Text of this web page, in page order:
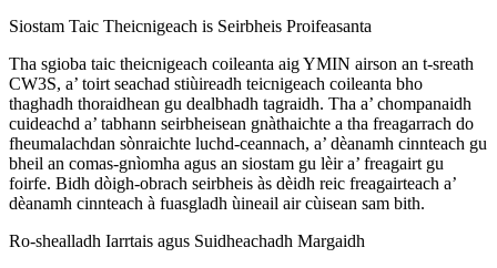
Siostam Taic Theicnigeach is Seirbheis Proifeasanta
Tha sgioba taic theicnigeach coileanta aig YMIN airson an t-sreath
CW3S, a’ toirt seachad stiùireadh teicnigeach coileanta bho
thaghadh thoraidhean gu dealbhadh tagraidh. Tha a’ chompanaidh
cuideachd a’ tabhann seirbheisean gnàthaichte a tha freagarrach do
fheumalachdan sònraichte luchd-ceannach, a’ dèanamh cinnteach gu
bheil an comas-gnìomha agus an siostam gu lèir a’ freagairt gu
foirfe. Bidh dòigh-obrach seirbheis às dèidh reic freagairteach a’
dèanamh cinnteach à fuasgladh ùineail air cùisean sam bith.
Ro-shealladh Iarrtais agus Suidheachadh Margaidh